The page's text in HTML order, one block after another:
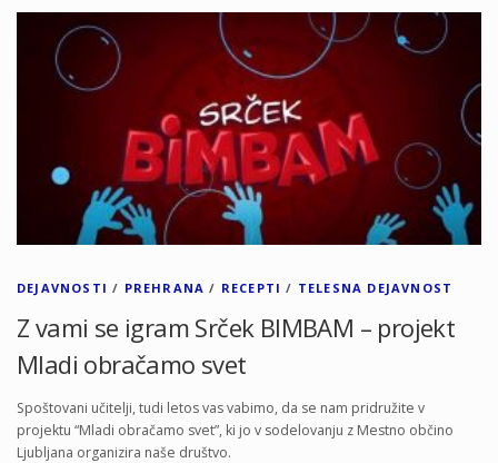
DEJAVNOSTI / PREHRANA / RECEPTI / TELESNA DEJAVNOST
Z vami se igram Srček BIMBAM – projekt
Mladi obračamo svet
Spoštovani učitelji, tudi letos vas vabimo, da se nam pridružite v
projektu “Mladi obračamo svet”, ki jo v sodelovanju z Mestno občino
Ljubljana organizira naše društvo.